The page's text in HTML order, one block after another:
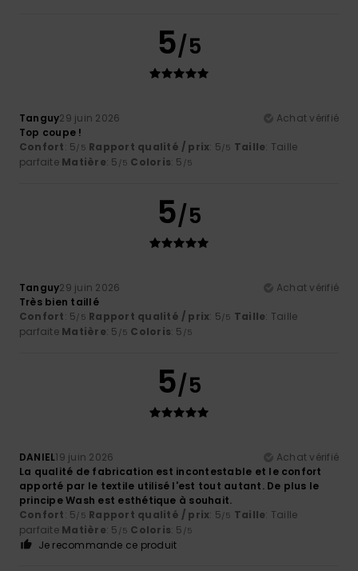
5/5
Tanguy29 juin 2026
Achat vérifié
Top coupe !
Confort: 5/5 Rapport qualité / prix: 5/5 Taille: Taille
parfaite Matière: 5 /5 Coloris: 5 /5
5/5
Tanguy29 juin 2026
Achat vérifié
Très bien taillé
Confort: 5/5 Rapport qualité / prix: 5/5 Taille: Taille
parfaite Matière: 5 /5 Coloris: 5 /5
5/5
DANIEL19 juin 2026
Achat vérifié
La qualité de fabrication est incontestable et le confort
apporté par le textile utilisé l'est tout autant. De plus le
principe Wash est esthétique à souhait.
Confort: 5/5 Rapport qualité / prix: 5/5 Taille: Taille
parfaite Matière: 5 /5 Coloris: 5 /5
Je recommande ce produit